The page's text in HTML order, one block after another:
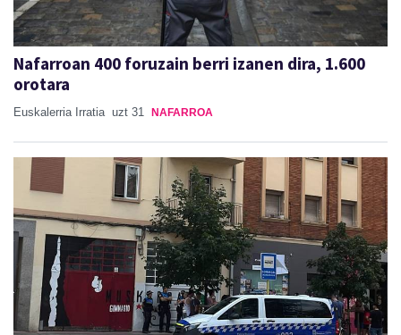
Nafarroan 400 foruzain berri izanen dira, 1.600
orotara
Euskalerria Irratia uzt 31 NAFARROA